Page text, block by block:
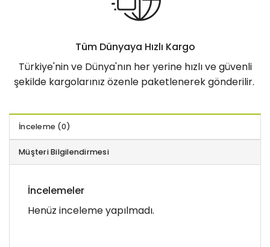
Tüm Dünyaya Hızlı Kargo
Türkiye'nin ve Dünya'nın her yerine hızlı ve güvenli
şekilde kargolarınız özenle paketlenerek gönderilir.
İnceleme (0)
Müşteri Bilgilendirmesi
İncelemeler
Henüz inceleme yapılmadı.